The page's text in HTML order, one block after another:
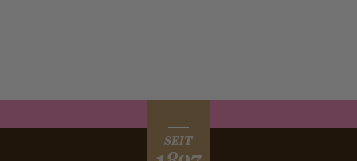
SEIT